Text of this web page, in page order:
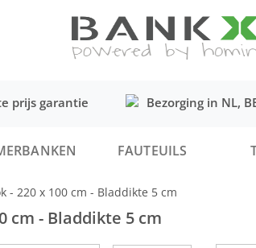
prijs garantie Bezorging in NL,
FAUTEUILS
220 x 100 cm - Bladdikte 5 cm
cm - Bladdikte 5 cm